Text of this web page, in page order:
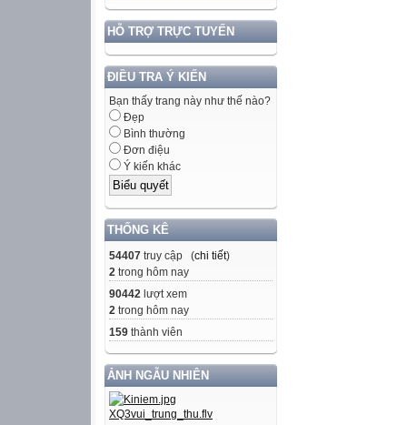
HỖ TRỢ TRỰC TUYẾN
ĐIỀU TRA Ý KIẾN
Bạn thấy trang này như thế nào?
Đẹp
Bình thường
Đơn điệu
Ý kiến khác
THỐNG KÊ
54407 truy cập (chi tiết)
2 trong hôm nay
90442 lượt xem
2 trong hôm nay
159 thành viên
ẢNH NGẪU NHIÊN